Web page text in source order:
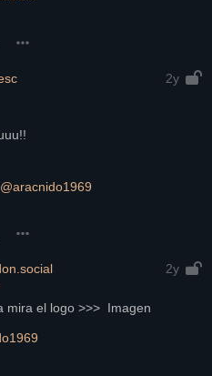
2y
@aracnido1969
2y
mira el logo >>>  Imagen